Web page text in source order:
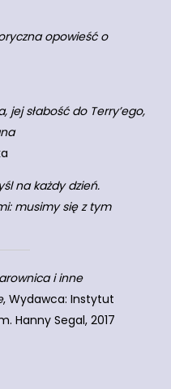
opowieść o
jej słabość do Terry’ego,
na każdy dzień.
musimy się z tym
i inne
, Wydawca: Instytut
Hanny Segal, 2017